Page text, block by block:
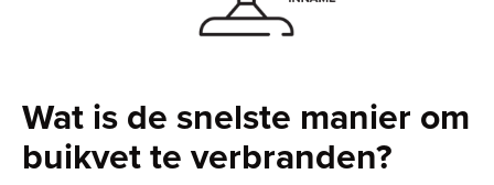
Wat is de snelste manier om
buikvet te verbranden?